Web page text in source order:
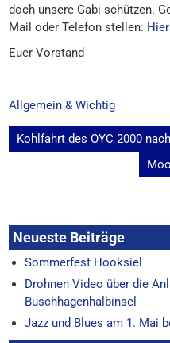
doch unsere Gabi schützen.
Mail oder Telefon stellen:
Euer Vorstand
Allgemein & Wichtig
Beitragsnavigation
Kohlfahrt des OYC 2000
Neueste Beiträge
Sommerfest Hooksiel
Drohnen Video über die
Buschhagenhalbinsel
Jazz und Blues am 1. Mai